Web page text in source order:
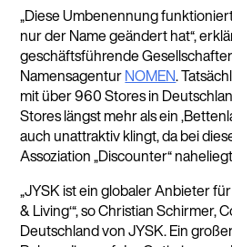
„Diese Umbenennung
nur der Name geändert hat“,
geschäftsführende
NamensagenturNOMEN.
mit über 960 Stores in
Stores längst mehr als ein
auch unattraktiv klingt, da bei
Assoziation „Discounter“
„JYSK ist ein globaler Anbieter
& Living‘“, so Christian Schirmer,
Deutschland von JYSK. Ein